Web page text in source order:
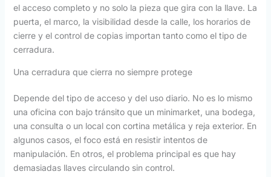
el acceso completo y no solo la pieza que gira con la llave. La
puerta, el marco, la visibilidad desde la calle, los horarios de
cierre y el control de copias importan tanto como el tipo de
cerradura.
Una cerradura que cierra no siempre protege
Depende del tipo de acceso y del uso diario. No es lo mismo
una oficina con bajo tránsito que un minimarket, una bodega,
una consulta o un local con cortina metálica y reja exterior. En
algunos casos, el foco está en resistir intentos de
manipulación. En otros, el problema principal es que hay
demasiadas llaves circulando sin control.